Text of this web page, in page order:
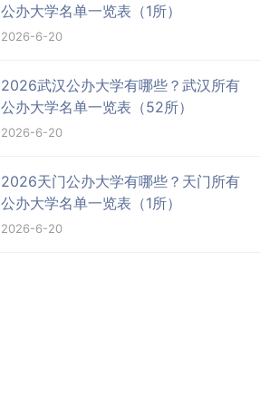
公办大学名单一览表（1所）
2026-6-20
2026武汉公办大学有哪些？武汉所有
公办大学名单一览表（52所）
2026-6-20
2026天门公办大学有哪些？天门所有
公办大学名单一览表（1所）
2026-6-20